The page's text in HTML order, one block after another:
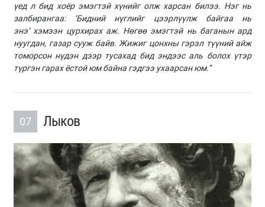
үед л бид хоёр эмэгтэй хүнийг олж харсан билээ. Нэг нь
залбирангаа: ‘Бидний нүглийг цээрлүүлж байгаа нь
энэ’ хэмээн цурхирах аж. Нөгөө эмэгтэй нь баганын ард
нуугдан, газар сууж байв. Жижиг цонхны гэрэл түүний айж
томорсон нүдэн дээр тусахад бид эндээс аль болох үтэр
түргэн гарах ёстой юм байна гэдгээ ухаарсан юм.”
07 Лыков